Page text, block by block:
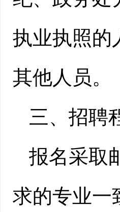
执业执照的
其他人员。
三、招聘
报名采取
求的专业一